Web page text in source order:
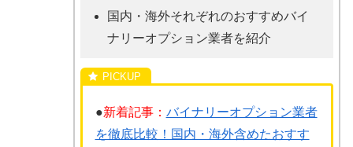
国内・海外それぞれのおすすめバイ
ナリーオプション業者を紹介
●新着記事： バイナリーオプション業者
を徹底比較！国内・海外含めたおすす